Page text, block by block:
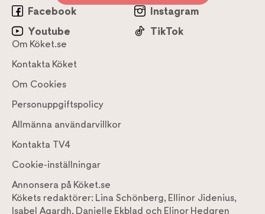
Facebook
Instagram
Youtube
TikTok
Om Köket.se
Kontakta Köket
Om Cookies
Personuppgiftspolicy
Allmänna användarvillkor
Kontakta TV4
Cookie-inställningar
Annonsera på Köket.se
Kökets redaktörer: Lina Schönberg, Ellinor Jidenius,
Isabel Agardh, Danielle Ekblad och Elinor Hedgren